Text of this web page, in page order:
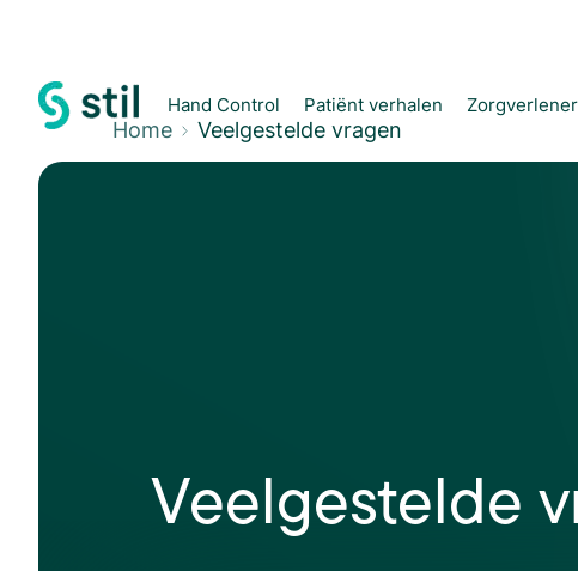
Hand Control Patiënt verhalen
Home Veelgestelde vragen
Veelgestelde